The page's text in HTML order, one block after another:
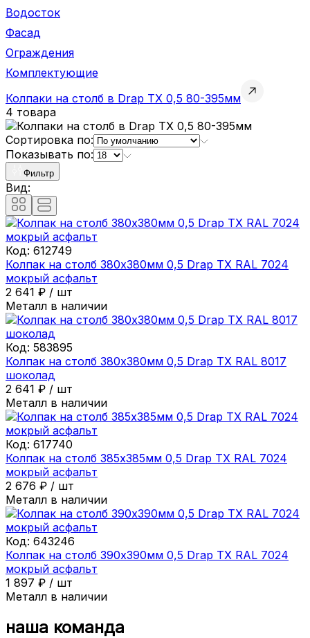
Водосток
Фасад
Ограждения
Комплектующие
Колпаки на столб в Drap TX 0,5 80-395мм
4 товара
Сортировка по:
Показывать по:
Фильтр
Вид:
Код: 612749
Колпак на столб 380х380мм 0,5 Drap ТХ RAL 7024
мокрый асфальт
2 641 ₽ / шт
Металл в наличии
Код: 583895
Колпак на столб 380х380мм 0,5 Drap ТХ RAL 8017
шоколад
2 641 ₽ / шт
Металл в наличии
Код: 617740
Колпак на столб 385х385мм 0,5 Drap ТХ RAL 7024
мокрый асфальт
2 676 ₽ / шт
Металл в наличии
Код: 643246
Колпак на столб 390х390мм 0,5 Drap ТХ RAL 7024
мокрый асфальт
1 897 ₽ / шт
Металл в наличии
наша команда